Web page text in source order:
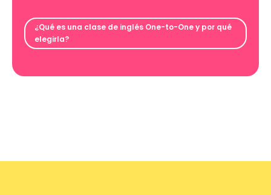
¿Qué es una clase de inglés One-to-One y por qué
elegirla?